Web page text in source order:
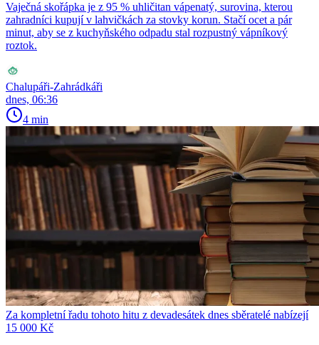
Vaječná skořápka je z 95 % uhličitan vápenatý, surovina, kterou
zahradníci kupují v lahvičkách za stovky korun. Stačí ocet a pár
minut, aby se z kuchyňského odpadu stal rozpustný vápníkový
roztok.
Chalupáři-Zahrádkáři
dnes, 06:36
4 min
Za kompletní řadu tohoto hitu z devadesátek dnes sběratelé nabízejí
15 000 Kč